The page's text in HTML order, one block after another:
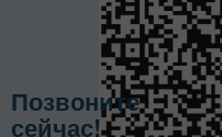
Позвоните
сейчас!